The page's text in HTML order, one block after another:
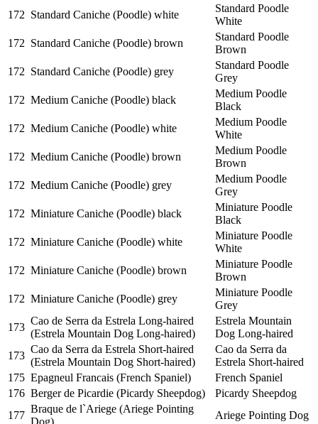
172 Standard Caniche (Poodle) white
Standard Poodle
White
172 Standard Caniche (Poodle) brown
Standard Poodle
Brown
172 Standard Caniche (Poodle) grey
Standard Poodle
Grey
172 Medium Caniche (Poodle) black
Medium Poodle
Black
172 Medium Caniche (Poodle) white
Medium Poodle
White
172 Medium Caniche (Poodle) brown
Medium Poodle
Brown
172 Medium Caniche (Poodle) grey
Medium Poodle
Grey
172 Miniature Caniche (Poodle) black
Miniature Poodle
Black
172 Miniature Caniche (Poodle) white
Miniature Poodle
White
172 Miniature Caniche (Poodle) brown
Miniature Poodle
Brown
172 Miniature Caniche (Poodle) grey
Miniature Poodle
Grey
173
Cao de Serra da Estrela Long-haired
(Estrela Mountain Dog Long-haired)
Estrela Mountain
Dog Long-haired
173
Cao da Serra da Estrela Short-haired
(Estrela Mountain Dog Short-haired)
Cao da Serra da
Estrela Short-haired
175 Epagneul Francais (French Spaniel)
French Spaniel
176 Berger de Picardie (Picardy Sheepdog)
Picardy Sheepdog
177
Braque de l`Ariege (Ariege Pointing
Ariege Pointing Dog